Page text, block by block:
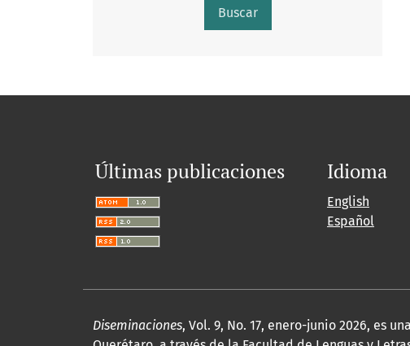
Buscar
Últimas publicaciones Idioma
English
Español
Diseminaciones, Vol. 9, No. 17, enero-junio 2026, es